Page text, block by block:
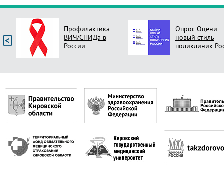
Профилактика
ВИЧ/СПИДа в
России
Опрос Оцени
новый стиль
поликлиник